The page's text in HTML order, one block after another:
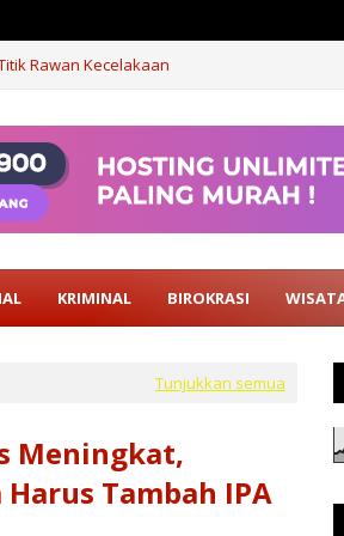
Rawan Kecelakaan
KRIMINAL BIROKRASI
Tunjukkan semua
Meningkat,
Tambah IPA